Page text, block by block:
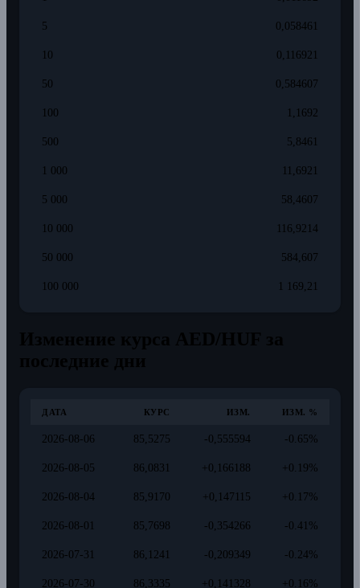
5 0,058461
10 0,116921
50 0,584607
100 1,1692
500 5,8461
1 000 11,6921
5 000 58,4607
10 000 116,9214
50 000 584,607
100 000 1 169,21
ДАТА КУРС ИЗМ. ИЗМ. %
2026-08-06 85,5275 -0,555594 -0.65%
2026-08-05 86,0831 +0,166188 +0.19%
2026-08-04 85,9170 +0,147115 +0.17%
2026-08-01 85,7698 -0,354266 -0.41%
2026-07-31 86,1241 -0,209349 -0.24%
2026-07-30 86,3335 +0,141328 +0.16%